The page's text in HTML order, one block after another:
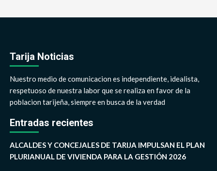
Tarija Noticias
Nuestro medio de comunicacion es independiente, idealista,
respetuoso de nuestra labor que se realiza en favor de la
poblacion tarijeña, siempre en busca de la verdad
Entradas recientes
ALCALDES Y CONCEJALES DE TARIJA IMPULSAN EL PLAN
PLURIANUAL DE VIVIENDA PARA LA GESTIÓN 2026